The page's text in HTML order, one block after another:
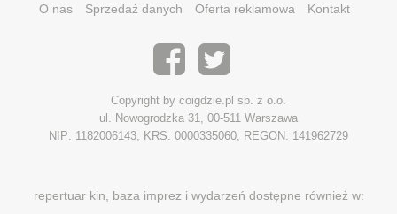
O nas Sprzedaż danych Oferta reklamowa Kontakt
Copyright by coigdzie.pl sp. z o.o.
ul. Nowogrodzka 31, 00-511 Warszawa
NIP: 1182006143, KRS: 0000335060, REGON: 141962729
repertuar kin, baza imprez i wydarzeń dostępne również w: